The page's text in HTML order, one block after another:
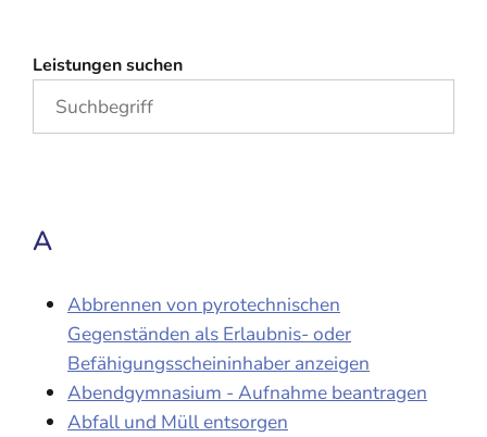
Leistungen suchen
A
Abbrennen von pyrotechnischen
Gegenständen als Erlaubnis- oder
Befähigungsscheininhaber anzeigen
Abendgymnasium - Aufnahme beantragen
Abfall und Müll entsorgen